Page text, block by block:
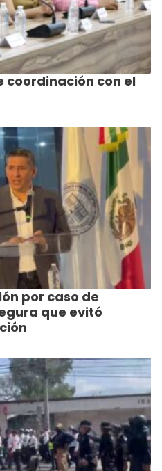
coordinación con el
por caso de
que evitó